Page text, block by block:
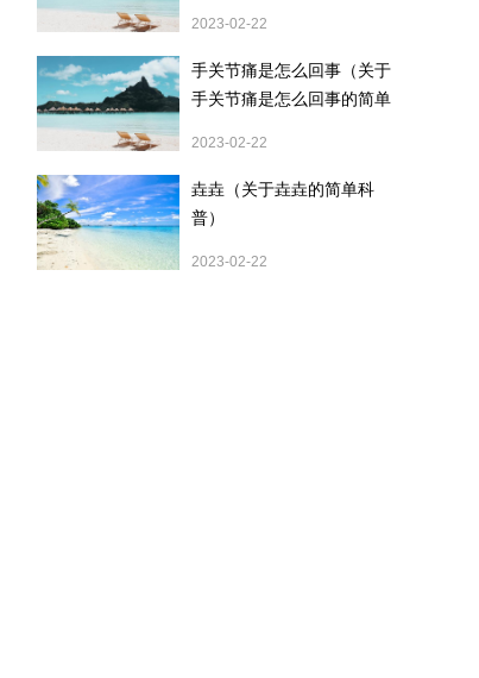
2023-02-22
手关节痛是怎么回事（关于
手关节痛是怎么回事的简单
2023-02-22
垚垚（关于垚垚的简单科
普）
2023-02-22